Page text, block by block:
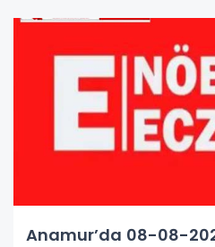
Anamur’da 08-08-